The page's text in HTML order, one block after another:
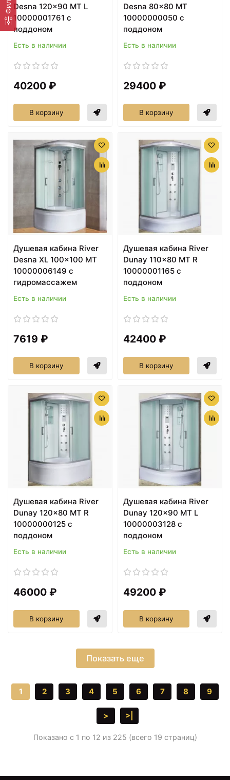
Desna 120x90 МТ L
10000001761 с
поддоном
Есть в наличии
40200 ₽
В корзину
Desna 80x80 MТ
10000000050 с
поддоном
Есть в наличии
29400 ₽
В корзину
Душевая кабина River
Desna XL 100x100 MT
10000006149 с
гидромассажем
Есть в наличии
7619 ₽
В корзину
Душевая кабина River
Dunay 110x80 MT R
10000001165 с
поддоном
Есть в наличии
42400 ₽
В корзину
Душевая кабина River
Dunay 120x80 МТ R
10000000125 с
поддоном
Есть в наличии
46000 ₽
В корзину
Душевая кабина River
Dunay 120x90 MT L
10000003128 с
поддоном
Есть в наличии
49200 ₽
В корзину
Показать еще
1 2 3 4 5 6 7 8 9
> >|
Показано с 1 по 12 из 225 (всего 19 страниц)